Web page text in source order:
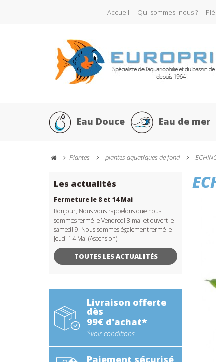
Accueil Qui sommes -nous ?
Eau Douce Eau de mer
Plantes plantes aquatiques de fond
Les actualités
Fermeture le 8 et 14 Mai
Bonjour, Nous vous rappelons que nous
sommes fermé le Vendredi 8 mai et ouvert le
samedi 9. Nous sommes également fermé le
Jeudi 14 Mai (Ascension).
TOUTES LES ACTUALITÉS
Livraison offerte
dès
99€ d'achat*
*voir conditions
Paiement sécurisé